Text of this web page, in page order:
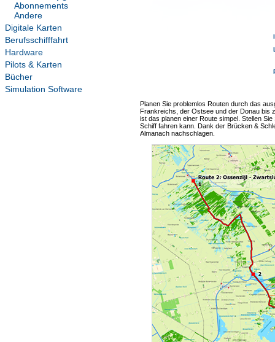
Abonnements
Andere
Digitale Karten
Berufsschifffahrt
Hardware
Pilots & Karten
Bücher
Simulation Software
Planen Sie problemlos Routen durch das
Frankreichs, der Ostsee und der Donau bis
ist das planen einer Route simpel. Stellen
Schiff fahren kann. Dank der Brücken &
Almanach nachschlagen.